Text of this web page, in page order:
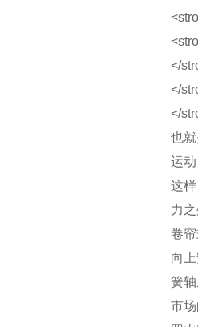
也
运
这
力
卷
向
簧
市